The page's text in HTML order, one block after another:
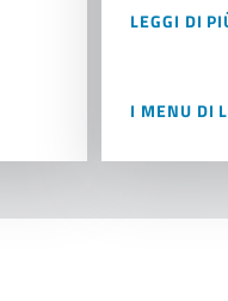
LEGGI DI
I MENU DI